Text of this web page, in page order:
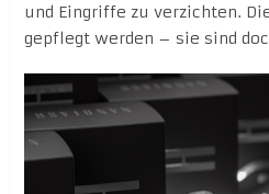
und Eingriffe zu verzichten.
gepflegt werden – sie sind